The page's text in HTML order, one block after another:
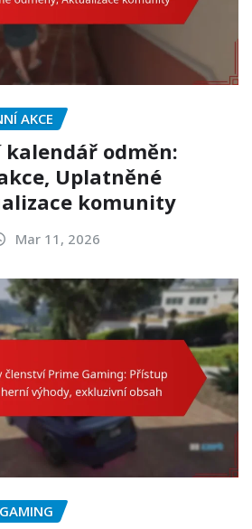
AKCE
kalendář odměn:
Uplatněné
komunity
Mar 11, 2026